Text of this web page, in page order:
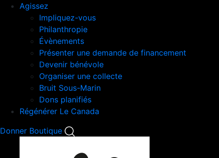
Agissez
Impliquez-vous
Philanthropie
Évènements
Présenter une demande de financement
Devenir bénévole
Organiser une collecte
Bruit Sous-Marin
Dons planifiés
Régénérer Le Canada
Donner Boutique